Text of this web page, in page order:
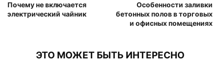
Почему не включается
электрический чайник
Особенности заливки
бетонных полов в торговых
и офисных помещениях
ЭТО МОЖЕТ БЫТЬ ИНТЕРЕСНО